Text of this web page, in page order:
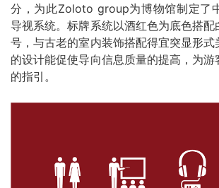
分，为此Zoloto group为博物馆制定了
导视系统。标牌系统以酒红色为底色搭
号，与古老的室内装饰搭配得宜突显形
的设计能促使导向信息质量的提高，为
的指引。